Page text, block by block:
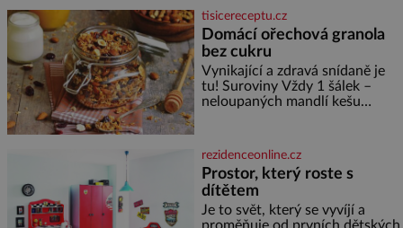
asociace, reprezentačních týmů
i českého fotbalu v regionech.
Partner
tisicereceptu.cz
Domácí ořechová granola
bez cukru
Vynikající a zdravá snídaně je
tu! Suroviny Vždy 1 šálek –
neloupaných mandlí kešu
semínek dýně rozinek 3 šálky
ovesných vloček 1 lžíce mlet
rezidenceonline.cz
Prostor, který roste s
dítětem
Je to svět, který se vyvíjí a